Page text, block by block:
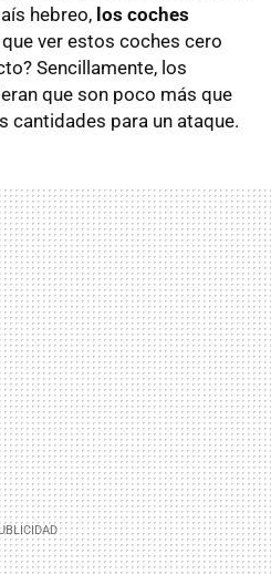
hebreo, los coches
que ver estos coches cero
Sencillamente, los
que son poco más que
cantidades para un ataque.